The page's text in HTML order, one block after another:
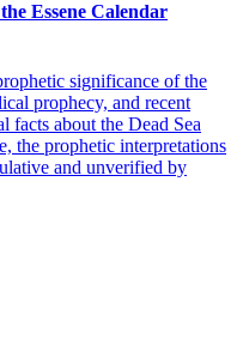
Essene Calendar
significance of the
prophecy, and recent
facts about the Dead Sea
the prophetic interpretations
and unverified by